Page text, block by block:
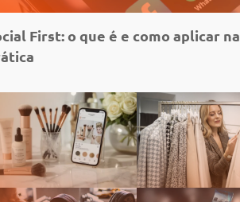
Leia mais
First: o que é e como aplicar na